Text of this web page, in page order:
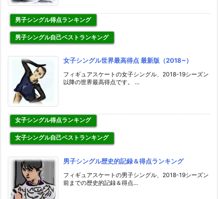
男子シングル得点ランキング
男子シングル自己ベストランキング
女子シングル世界最高得点 最新版（2018~）
フィギュアスケートの女子シングル、2018-19シーズン
以降の世界最高得点です。 …
女子シングル得点ランキング
女子シングル自己ベストランキング
男子シングル歴史的記録＆得点ランキング
フィギュアスケートの男子シングル、2018-19シーズン
前までの歴史的記録＆得点…